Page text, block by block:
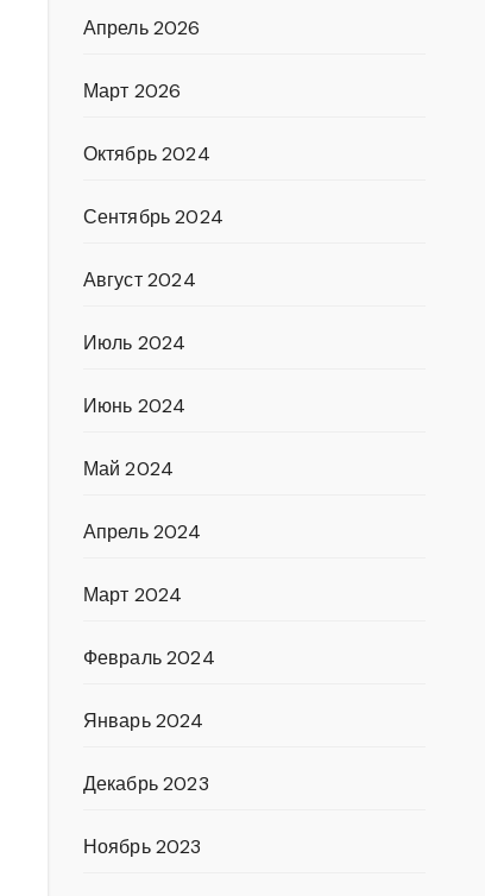
Апрель 2026
Март 2026
Октябрь 2024
Сентябрь 2024
Август 2024
Июль 2024
Июнь 2024
Май 2024
Апрель 2024
Март 2024
Февраль 2024
Январь 2024
Декабрь 2023
Ноябрь 2023